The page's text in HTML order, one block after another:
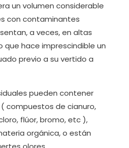
un volumen considerable
con contaminantes
a veces, en altas
que hace imprescindible un
previo a su vertido a
pueden contener
compuestos de cianuro,
flúor, bromo, etc ),
orgánica, o están